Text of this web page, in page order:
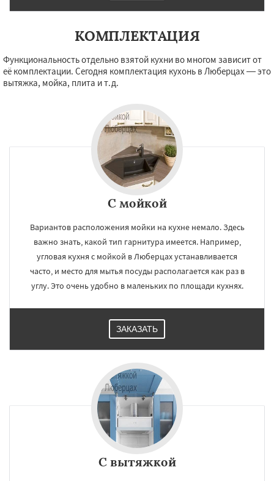
КОМПЛЕКТАЦИЯ
Функциональность отдельно взятой кухни во многом зависит от
её комплектации. Сегодня комплектация кухонь в Люберцах — это
вытяжка, мойка, плита и т.д.
С мойкой
Вариантов расположения мойки на кухне немало. Здесь
важно знать, какой тип гарнитура имеется. Например,
угловая кухня с мойкой в Люберцах устанавливается
часто, и место для мытья посуды располагается как раз в
углу. Это очень удобно в маленьких по площади кухнях.
ЗАКАЗАТЬ
С вытяжкой